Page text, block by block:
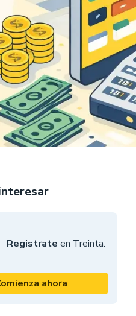
Registrate en Treinta.
ahora